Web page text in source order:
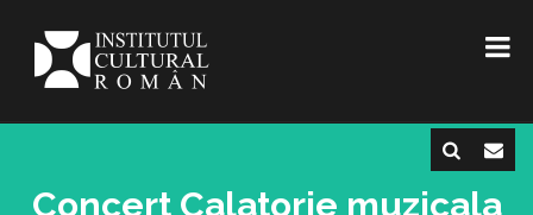
Concert Calatorie muzicala